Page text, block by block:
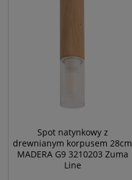
Spot natynkowy z
drewnianym korpusem 28cm
MADERA G9 3210203 Zuma
Line